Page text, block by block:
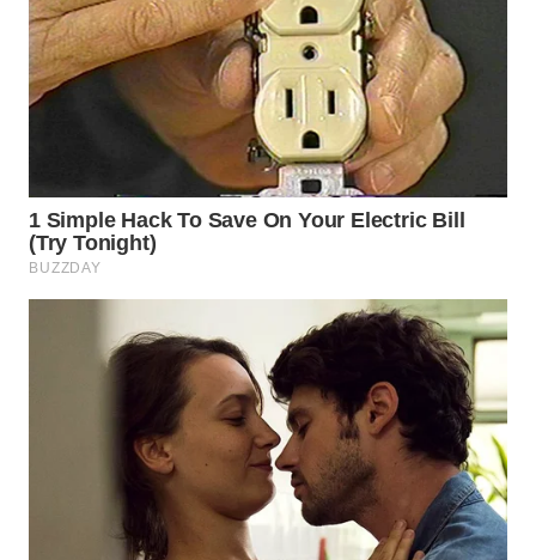
SURABAYA
WN
BINTAN
WN
LIKUPANG
LABUANBAJO